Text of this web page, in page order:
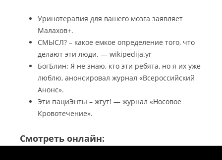
Уринотерапия для вашего мозга заявляет
Малахов+.
СМЫСЛ? – какое емкое определение того, что
делают эти люди. — wikipedija.yr
БогБлин: Я не знаю, кто эти ребята, но я их уже
люблю, анонсировал журнал «Всероссийский
Анонс».
Эти пациЭнты – жгут! — журнал «Носовое
Кровотечение».
Смотреть онлайн: